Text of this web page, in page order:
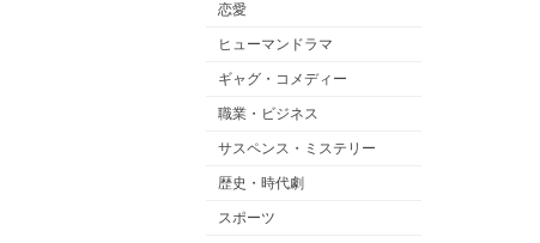
恋愛
ヒューマンドラマ
ギャグ・コメディー
職業・ビジネス
サスペンス・ミステリー
歴史・時代劇
スポーツ